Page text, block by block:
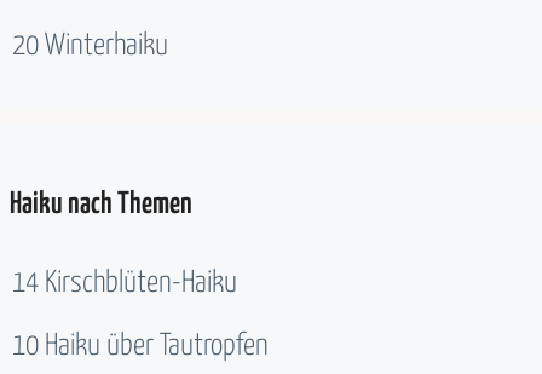
20 Winterhaiku
Haiku nach Themen
14 Kirschblüten-Haiku
10 Haiku über Tautropfen